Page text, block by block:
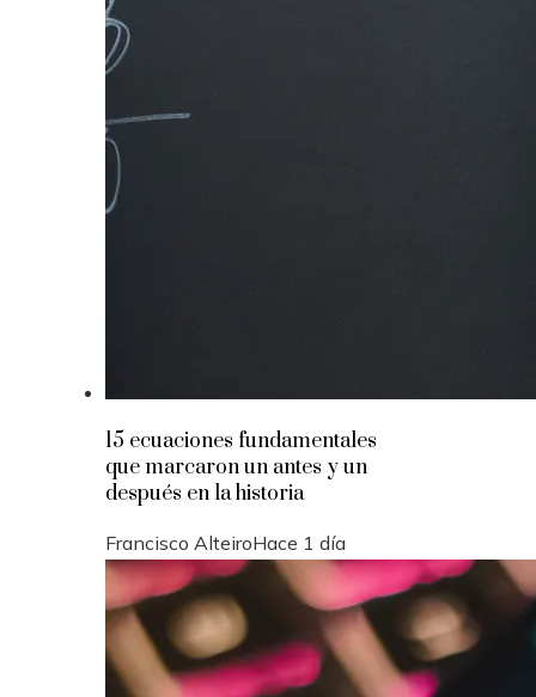
15 ecuaciones fundamentales
que marcaron un antes y un
después en la historia
Francisco AlteiroHace 1 día